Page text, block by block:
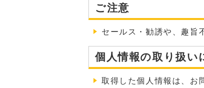
ご注意
セールス・勧誘や、趣旨
個人情報の取り扱い
取得した個人情報は、お